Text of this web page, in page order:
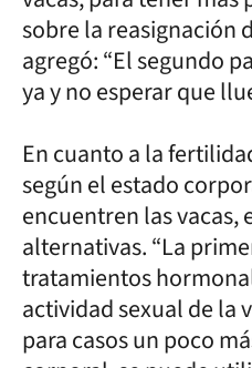
sobre la reasignación
agregó: “El segundo
ya y no esperar que
En cuanto a la
según el estado
encuentren las vacas,
alternativas. “La
tratamientos
actividad sexual de la
para casos un poco